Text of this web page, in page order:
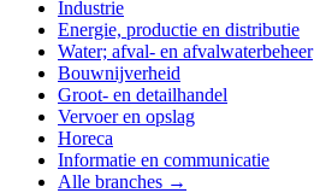
Industrie
Energie, productie en distributie
Water; afval- en afvalwaterbeheer
Bouwnijverheid
Groot- en detailhandel
Vervoer en opslag
Horeca
Informatie en communicatie
Alle branches →